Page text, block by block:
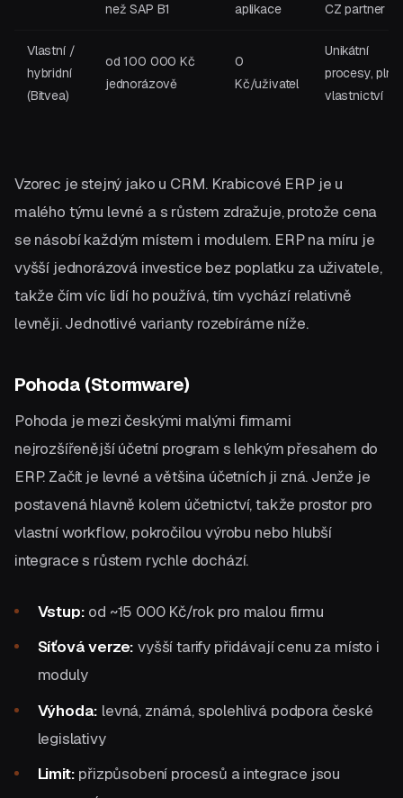
než SAP B1
aplikace
CZ partner
Vlastní /
hybridní
(Bitvea)
od 100 000 Kč
jednorázově
0
Kč/uživatel
Unikátní
procesy, plné
vlastnictví
Vzorec je stejný jako u CRM. Krabicové ERP je u
malého týmu levné a s růstem zdražuje, protože cena
se násobí každým místem i modulem. ERP na míru je
vyšší jednorázová investice bez poplatku za uživatele,
takže čím víc lidí ho používá, tím vychází relativně
levněji. Jednotlivé varianty rozebíráme níže.
Pohoda (Stormware)
Pohoda je mezi českými malými firmami
nejrozšířenější účetní program s lehkým přesahem do
ERP. Začít je levné a většina účetních ji zná. Jenže je
postavená hlavně kolem účetnictví, takže prostor pro
vlastní workflow, pokročilou výrobu nebo hlubší
integrace s růstem rychle dochází.
Vstup: od ~15 000 Kč/rok pro malou firmu
Síťová verze: vyšší tarify přidávají cenu za místo i
moduly
Výhoda: levná, známá, spolehlivá podpora české
legislativy
Limit: přizpůsobení procesů a integrace jsou